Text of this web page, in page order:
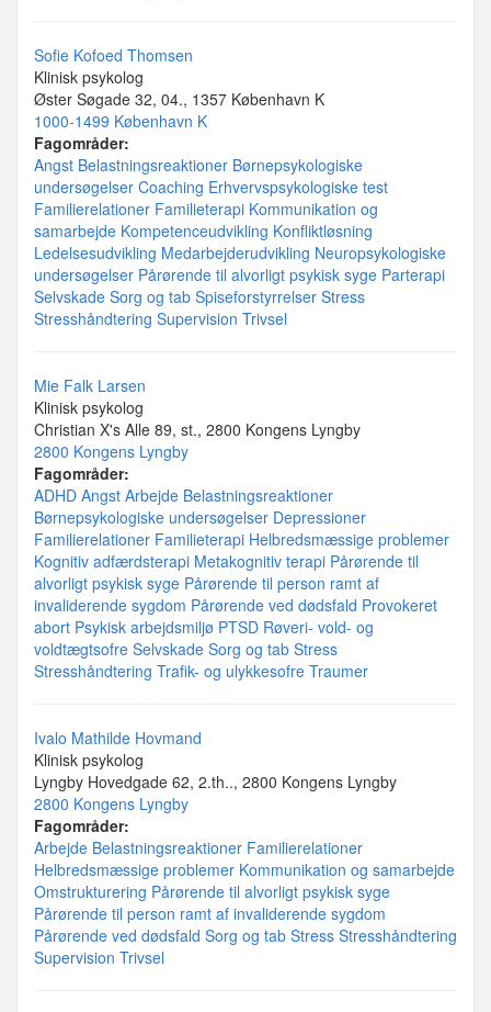
Sofie Kofoed Thomsen
Klinisk psykolog
Øster Søgade 32, 04., 1357 København K
1000-1499 København K
Fagområder:
Angst Belastningsreaktioner Børnepsykologiske
undersøgelser Coaching Erhvervspsykologiske test
Familierelationer Familieterapi Kommunikation og
samarbejde Kompetenceudvikling Konfliktløsning
Ledelsesudvikling Medarbejderudvikling Neuropsykologiske
undersøgelser Pårørende til alvorligt psykisk syge Parterapi
Selvskade Sorg og tab Spiseforstyrrelser Stress
Stresshåndtering Supervision Trivsel
Mie Falk Larsen
Klinisk psykolog
Christian X's Alle 89, st., 2800 Kongens Lyngby
2800 Kongens Lyngby
Fagområder:
ADHD Angst Arbejde Belastningsreaktioner
Børnepsykologiske undersøgelser Depressioner
Familierelationer Familieterapi Helbredsmæssige problemer
Kognitiv adfærdsterapi Metakognitiv terapi Pårørende til
alvorligt psykisk syge Pårørende til person ramt af
invaliderende sygdom Pårørende ved dødsfald Provokeret
abort Psykisk arbejdsmiljø PTSD Røveri- vold- og
voldtægtsofre Selvskade Sorg og tab Stress
Stresshåndtering Trafik- og ulykkesofre Traumer
Ivalo Mathilde Hovmand
Klinisk psykolog
Lyngby Hovedgade 62, 2.th.., 2800 Kongens Lyngby
2800 Kongens Lyngby
Fagområder:
Arbejde Belastningsreaktioner Familierelationer
Helbredsmæssige problemer Kommunikation og samarbejde
Omstrukturering Pårørende til alvorligt psykisk syge
Pårørende til person ramt af invaliderende sygdom
Pårørende ved dødsfald Sorg og tab Stress Stresshåndtering
Supervision Trivsel